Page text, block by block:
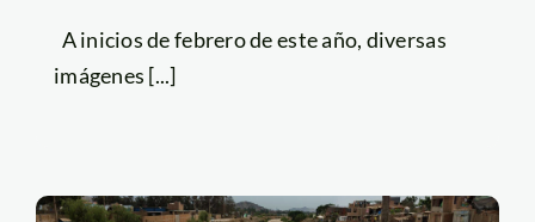
A inicios de febrero de este año, diversas
imágenes [...]